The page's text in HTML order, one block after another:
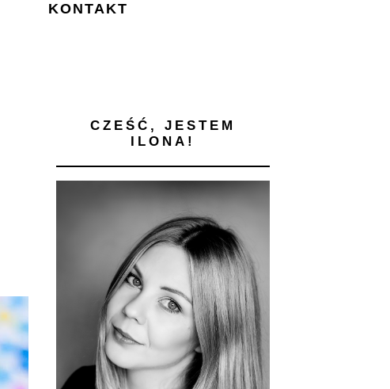
KONTAKT
CZEŚĆ, JESTEM
ILONA!